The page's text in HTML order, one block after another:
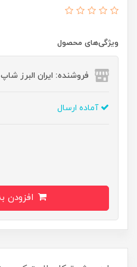
ویژگی‌های محصول
فروشنده: ایران البرز شاپ
آماده ارسال